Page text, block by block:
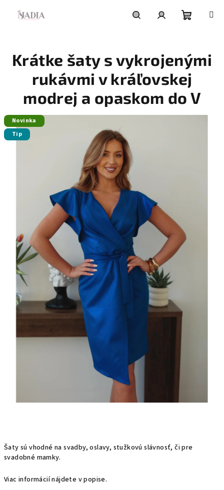
košík
Šaty sú vhodné na svadby, oslavy, stužkovú slávnosť, či pre
svadobné mamky.
Viac informácií nájdete v popise.
Krátke šaty s vykrojenými
rukávmi v kráľovskej
modrej a opaskom do V
Novinka
Tip